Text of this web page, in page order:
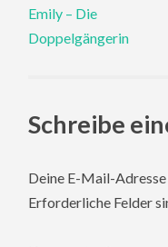
navigation
Emily – Die
Doppelgängerin
Schreibe
Deine E-Mail-
Erforderliche Felder